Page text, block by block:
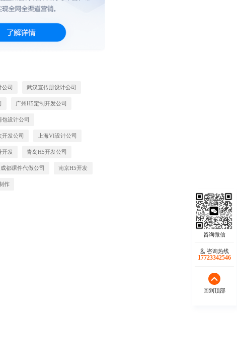
公司 武汉宣传册设计公司
广州H5定制开发公司
包设计公司
开发公司 上海VI设计公司
开发 青岛H5开发公司
成都课件代做公司 南京H5开发
作
咨询热线
17723342546
回到顶部